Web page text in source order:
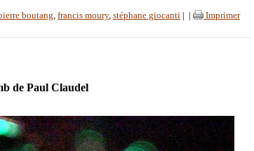
boutang, francis moury, stéphane giocanti Imprimer
de Paul Claudel